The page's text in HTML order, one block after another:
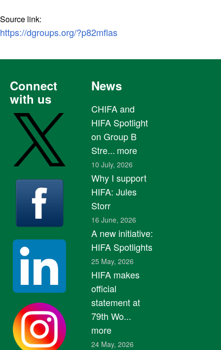
Source link:
https://dgroups.org/?p82mflas
Connect
with us
News
CHIFA and
HIFA Spotlight
on Group B
Stre... more
10 July, 2026
Why I support
HIFA: Jules
Storr
16 June, 2026
A new initiative:
HIFA Spotlights
25 May, 2026
HIFA makes
official
statement at
79th Wo...
more
24 May, 2026